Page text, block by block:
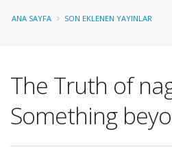
ANA SAYFA SON EKLENEN YAYINLAR
The Truth of
Something